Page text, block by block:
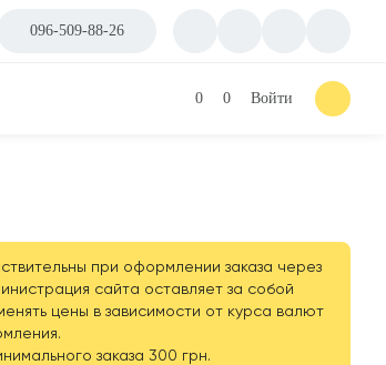
096-509-88-26
0 0 Войти
при оформлении заказа через
сайта оставляет за собой
цены в зависимости от курса валют
заказа 300 грн.